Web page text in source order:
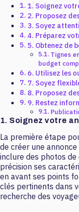
1. Soignez
2. Proposez
3. Soyez
4. Préparez
5. Obtenez de
Tignes
budget
6. Utilisez les
7. Soyez
8. Proposez
9. Restez
1. Soignez votre
La première étape
de créer une
inclure des photos
précision ses
en avant ses points
clés pertinents dans
recherche des